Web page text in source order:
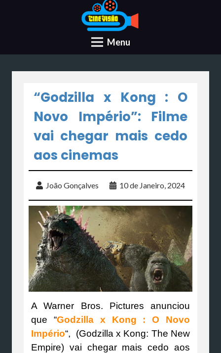
Menu
“Godzilla x Kong : O
Novo Império”: Filme
vai chegar mais cedo
aos cinemas
João Gonçalves 10 de Janeiro, 2024
A Warner Bros. Pictures anunciou
que “Godzilla x Kong : O Novo
Império“, (Godzilla x Kong: The New
Empire) vai chegar mais cedo aos